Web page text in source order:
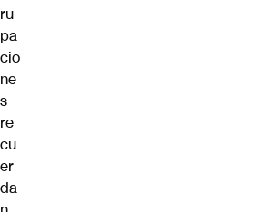
ru
pa
cio
ne
s
re
cu
er
da